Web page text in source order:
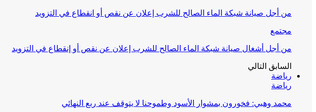
من أجل صيانة شبكة الماء الصالح للشرب إعلان عن نقص أو انقطاع في التزويد
مجتمع
من أجل أشغال صيانة شبكة الماء الصالح للشرب إعلان عن نقص أو إنقطاع في التزويد
السابق التالي
رياضة
رياضة
محمد وهبي: فخورون بمشوار الأسود وطموحنا لا يتوقف عند ربع النهائي